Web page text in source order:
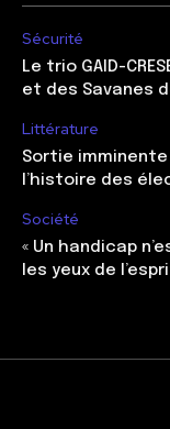
Sécurité
Le trio GAID-
et des Savanes
Littérature
Sortie imminente
l’histoire des
Société
« Un handicap
les yeux de